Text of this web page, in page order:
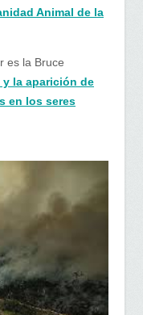
Animal de la
es la Bruce
la aparición de
en los seres